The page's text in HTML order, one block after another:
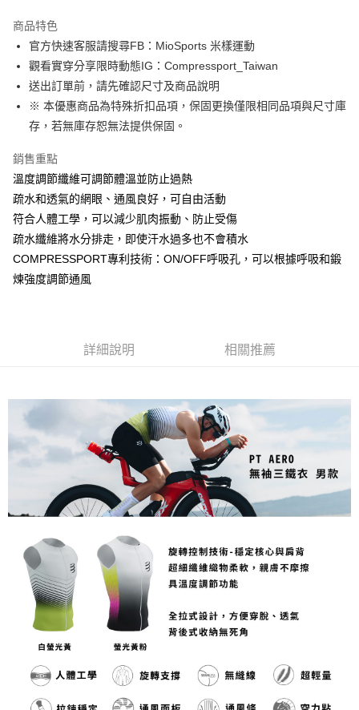
合作金庫商業銀行
華南商業銀行
彰化商業銀行
上海商業儲蓄銀行
台北富邦商業銀行
國泰世華商業銀行
兆豐國際商業銀行
臺灣中小企業銀行
台中商業銀行
匯豐（台灣）商業銀行
聯邦商業銀行
元大商業銀行
台新國際商業銀行
台灣樂天信用卡公司
6 期 0 利率 每期
華南商業銀行
彰化商業銀行
上海商業儲蓄銀行
台北富邦商業銀行
國泰世華商業銀行
兆豐國際商業銀行
臺灣中小企業銀行
聯邦商業銀行
元大商業銀行
玉山商業銀行
星展（台灣）商業銀行
台灣樂天信用卡公司
12 期 0 利率 每期
合作金庫商業銀行
第一商業銀行
上海商業儲蓄銀行
台北富邦商業銀行
國泰世華商業銀行
匯豐（台灣）商業銀行
聯邦商業銀行
元大商業銀行
永豐商業銀行
玉山商業銀行
星展（台灣）商業銀行
台新國際商業銀行
中國信託商業銀行
LINE Pay
Apple Pay
悠遊付
Google Pay
AFTEE先享後付
相關說明
【關於「AFTEE先享後付」】
AFTEE先享後付是「在收到商品之後才付款」的支付方式。 讓您購物簡單
３．安心：先確認商品／服務後，再付款。
結帳頁面，進行簡訊認證並確認金額後，即可完成結帳。
２．訂單成立數日內，您將收到繳費通知簡訊。
３．收到繳費通知簡訊後14天內，點擊此簡訊中的連結，可透過四大超商／
ATM／網路銀行／等多元方式進行付款，方視為交易完成。
※ 請注意：結帳手續完成當下不需立刻繳費，但若您需要取消訂單，請聯絡
購買商品的店家。未經商家同意取消之訂單仍視為有效，需透過AFTEE先享
後付繳納相關費用。
※ 交易是否成功請以「AFTEE先享後付 」之結帳頁面顯示為準，若有關於
是否繳費成功／繳費後需取消欲退款等相關疑問，請聯繫「AFTEE先享後付
【注意事項】
１．透過由恩沛科技股份有限公司提供之「AFTEE先享後付」服務完成之交
易，需依本服務之必要範圍內提供個人資料，並將交易相關給付款項請求債
權轉讓予恩沛科技股份有限公司。
２．關於個人資料處理事宜，請瀏覽以下網址：
https://aftee.tw/terms/#terms3
３．未成年的使用者請事先徵得法定代理人或監護人之同意方可使用
任。
４．使用「AFTEE先享後付」時，將依據個別帳號之用戶狀況，依本公司即
時審查核予不同之上限額度；若仍有額度不足之情形，本公司將視審查結果
ATM付款
付款後全家取貨
付款後萊爾富取貨
每筆NT$80，滿NT$2,000(含以上)免運費
付款後7-11取貨
每筆NT$80，滿NT$2,000(含以上)免運費
付款後門市自取
免運費
海外專區
商品特色
官方快速客服請搜尋FB：MioSports 米樣運動
觀看實穿分享限時動態IG：Compressport_Taiwan
送出訂單前，請先確認尺寸及商品說明
※ 本優惠商品為特殊折扣品項，保固更換僅限相同品項與尺寸庫
存，若無庫存恕無法提供保固。
銷售重點
溫度調節纖維可調節體溫並防止過熱
疏水和透氣的網眼、通風良好，可自由活動
符合人體工學，可以減少肌肉振動、防止受傷
疏水纖維將水分排走，即使汗水過多也不會積水
COMPRESSPORT專利技術：ON/OFF呼吸孔，可以根據呼吸和鍛
煉強度調節通風
詳細說明 相關推薦